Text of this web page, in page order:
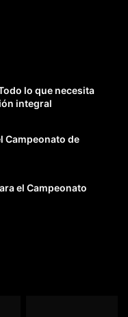
lo que necesita
integral
Campeonato de
el Campeonato